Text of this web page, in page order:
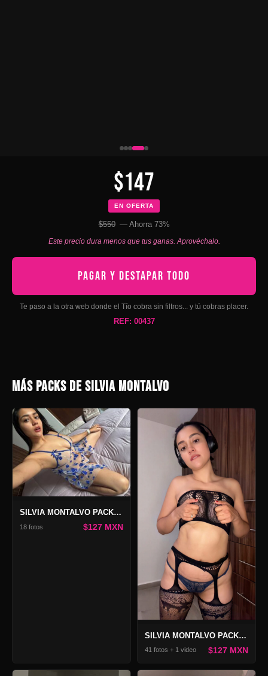
$147
EN OFERTA
$550 — Ahorra 73%
Este precio dura menos que tus ganas. Aprovéchalo.
PAGAR Y DESTAPAR TODO
Te paso a la otra web donde el Tío cobra sin filtros... y tú cobras placer.
REF: 00437
MÁS PACKS DE SILVIA MONTALVO
SILVIA MONTALVO PACK BLUE
18 fotos $127 MXN
SILVIA MONTALVO PACK KITTY
41 fotos + 1 video $127 MXN